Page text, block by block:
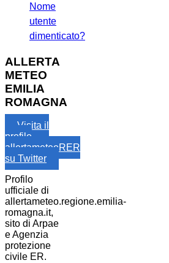
Nome
utente
dimenticato?
ALLERTA
METEO
EMILIA
ROMAGNA
Visita il
profilo
allertameteoRER
su Twitter
Profilo
ufficiale di
allertameteo.regione.emilia-
romagna.it,
sito di Arpae
e Agenzia
protezione
civile ER.